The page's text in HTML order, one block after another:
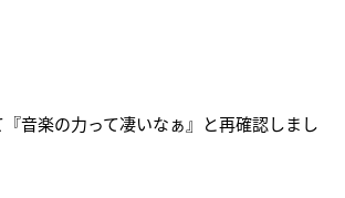
音楽の力って凄いなぁ』と再確認しまし